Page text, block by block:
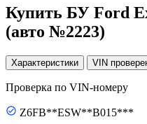
Купить БУ Ford
(авто №2223)
Характеристики VIN
Проверка по VIN-номеру
Z6FB**ESW**B015***